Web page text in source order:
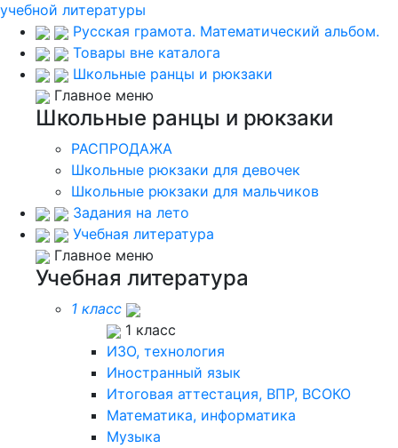
учебной литературы
Русская грамота. Математический альбом.
Товары вне каталога
Школьные ранцы и рюкзаки
Главное меню
Школьные ранцы и рюкзаки
РАСПРОДАЖА
Школьные рюкзаки для девочек
Школьные рюкзаки для мальчиков
Задания на лето
Учебная литература
Главное меню
Учебная литература
1 класс
1 класс
ИЗО, технология
Иностранный язык
Итоговая аттестация, ВПР, ВСОКО
Математика, информатика
Музыка